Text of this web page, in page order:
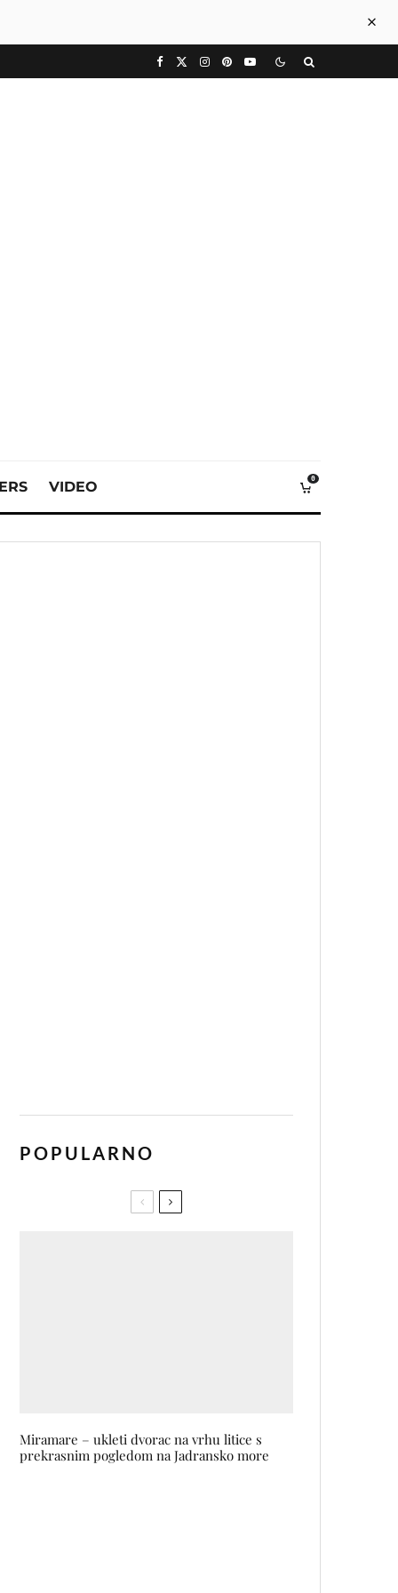
VIDEO 0
POPULARNO
Miramare – ukleti dvorac na vrhu litice s
prekrasnim pogledom na Jadransko more